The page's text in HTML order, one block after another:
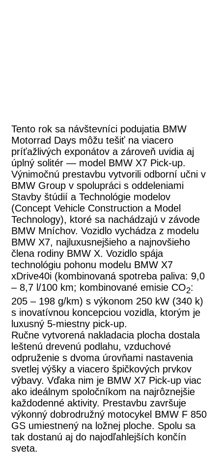
Tento rok sa návštevníci podujatia BMW
Motorrad Days môžu tešiť na viacero
príťažlivých exponátov a zároveň uvidia aj
úplný solitér — model BMW X7 Pick-up.
Výnimočnú prestavbu vytvorili odborní učni v
BMW Group v spolupráci s oddeleniami
Stavby štúdií a Technológie modelov
(Concept Vehicle Construction a Model
Technology), ktoré sa nachádzajú v závode
BMW Mníchov. Vozidlo vychádza z modelu
BMW X7, najluxusnejšieho a najnovšieho
člena rodiny BMW X. Vozidlo spája
technológiu pohonu modelu BMW X7
xDrive40i (kombinovaná spotreba paliva: 9,0
– 8,7 l/100 km; kombinované emisie CO2:
205 – 198 g/km) s výkonom 250 kW (340 k)
s inovatívnou koncepciou vozidla, ktorým je
luxusný 5-miestny pick-up.
Ručne vytvorená nakladacia plocha dostala
leštenú drevenú podlahu, vzduchové
odpruženie s dvoma úrovňami nastavenia
svetlej výšky a viacero špičkových prvkov
výbavy. Vďaka nim je BMW X7 Pick-up viac
ako ideálnym spoločníkom na najrôznejšie
každodenné aktivity. Prestavbu završuje
výkonný dobrodružný motocykel BMW F 850
GS umiestnený na ložnej ploche. Spolu sa
tak dostanú aj do najodľahlejších končín
sveta.